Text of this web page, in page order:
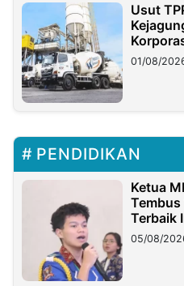
Usut
Ritto
01/08/
PENDIDIKAN
Ketua
Terbaik
05/08/